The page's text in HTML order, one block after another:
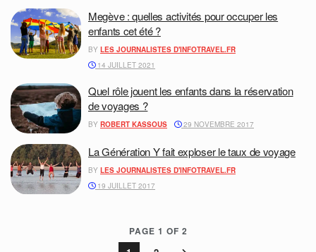
Megève : quelles activités pour occuper les
enfants cet été ?
BY LES JOURNALISTES D'INFOTRAVEL.FR
14 JUILLET 2021
Quel rôle jouent les enfants dans la réservation
de voyages ?
BY ROBERT KASSOUS 29 NOVEMBRE 2017
La Génération Y fait exploser le taux de voyage
BY LES JOURNALISTES D'INFOTRAVEL.FR
19 JUILLET 2017
PAGE 1 OF 2